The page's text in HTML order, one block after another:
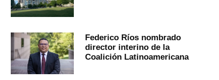
Federico Ríos nombrado
director interino de la
Coalición Latinoamericana